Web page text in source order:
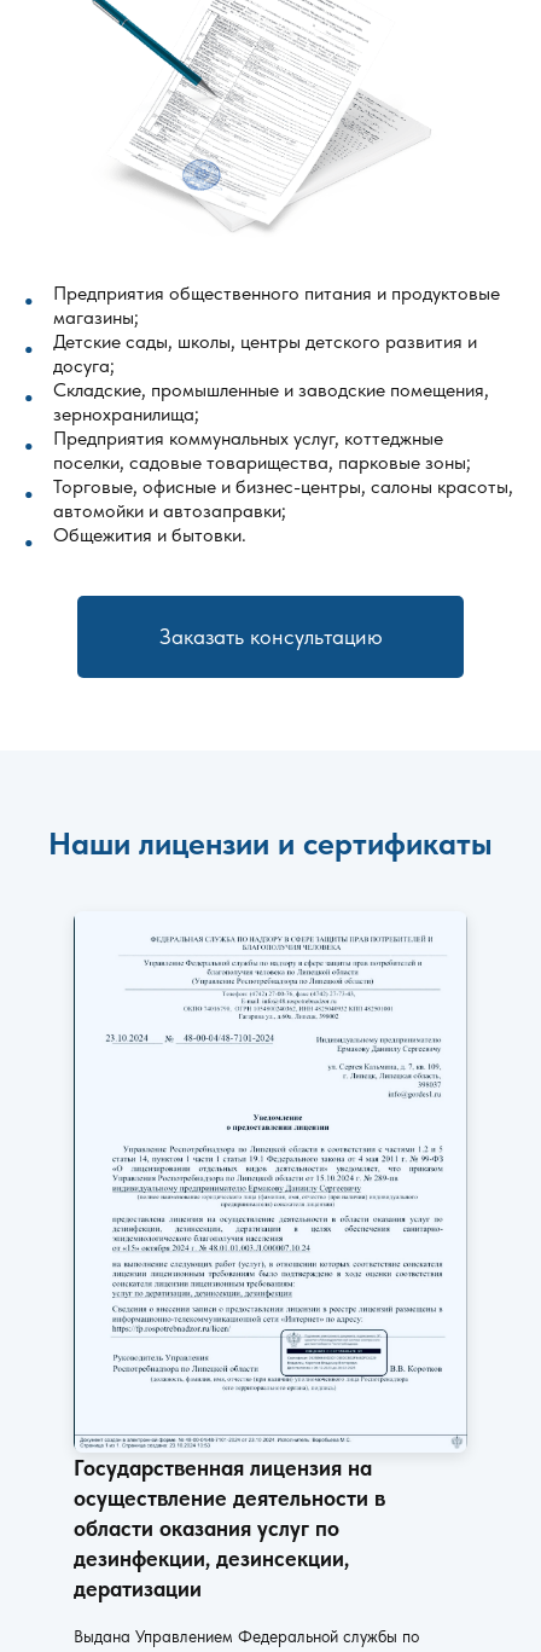
Предприятия общественного питания и продуктовые
магазины;
Детские сады, школы, центры детского развития и
досуга;
Складские, промышленные и заводские помещения,
зернохранилища;
Предприятия коммунальных услуг, коттеджные
поселки, садовые товарищества, парковые зоны;
Торговые, офисные и бизнес-центры, салоны красоты,
автомойки и автозаправки;
Общежития и бытовки.
Заказать консультацию
Наши лицензии и сертификаты
Государственная лицензия на
осуществление деятельности в
области оказания услуг по
дезинфекции, дезинсекции,
дератизации
Выдана Управлением Федеральной службы по